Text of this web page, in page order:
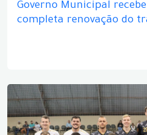
Governo Municipal
completa renovação do